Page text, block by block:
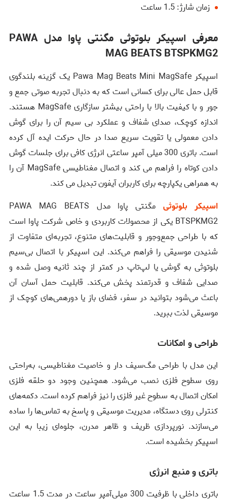
زمان شارژ: 1.5 ساعت
معرفی اسپیکر بلوتوثی مگنتی پاوا مدل PAWA
MAG BEATS BTSPKMG2
اسپیکر Pawa Mag Beats Mini MagSafe یک گزینه بلندگوی
قابل حمل عالی برای کسانی است که به دنبال تجربه صوتی جمع و
جور و با کیفیت بالا با راحتی بیشتر سازگاری MagSafe هستند.
اندازه کوچک، صدای شفاف و عملکرد بی سیم آن را برای گوش
دادن معمولی یا تقویت سریع صدا در حال حرکت ایده آل کرده
است. باتری 300 میلی آمپر ساعتی انرژی کافی برای جلسات گوش
دادن کوتاه را فراهم می کند و اتصال مغناطیسی MagSafe آن را
به همراهی یکپارچه برای کاربران آیفون تبدیل می کند.
اسپیکر بلوتوثی
مگنتی پاوا مدل PAWA MAG BEATS
BTSPKMG2 یکی از محصولات کاربردی و خاص شرکت پاوا است
که با طراحی جمع‌وجور و قابلیت‌های متنوع، تجربه‌ای متفاوت از
شنیدن موسیقی را فراهم می‌کند. این اسپیکر با اتصال بی‌سیم
بلوتوثی به گوشی یا لپ‌تاپ در کمتر از چند ثانیه وصل شده و
صدایی شفاف و قدرتمند پخش می‌کند. قابلیت حمل آسان آن
باعث می‌شود بتوانید در سفر، فضای باز یا دورهمی‌های کوچک از
موسیقی لذت ببرید.
طراحی و امکانات
این مدل با طراحی مگ‌سیف دار و خاصیت مغناطیسی، به‌راحتی
روی سطوح فلزی نصب می‌شود. همچنین وجود دو حلقه فلزی
امکان اتصال به سطوح غیر فلزی را نیز فراهم کرده است. دکمه‌های
کنترلی روی دستگاه، مدیریت موسیقی و پاسخ به تماس‌ها را ساده
می‌سازند. نورپردازی ظریف و ظاهر مدرن، جلوه‌ای زیبا به این
اسپیکر بخشیده است.
باتری و منبع انرژی
باتری داخلی با ظرفیت 300 میلی‌آمپر ساعت در مدت 1.5 ساعت